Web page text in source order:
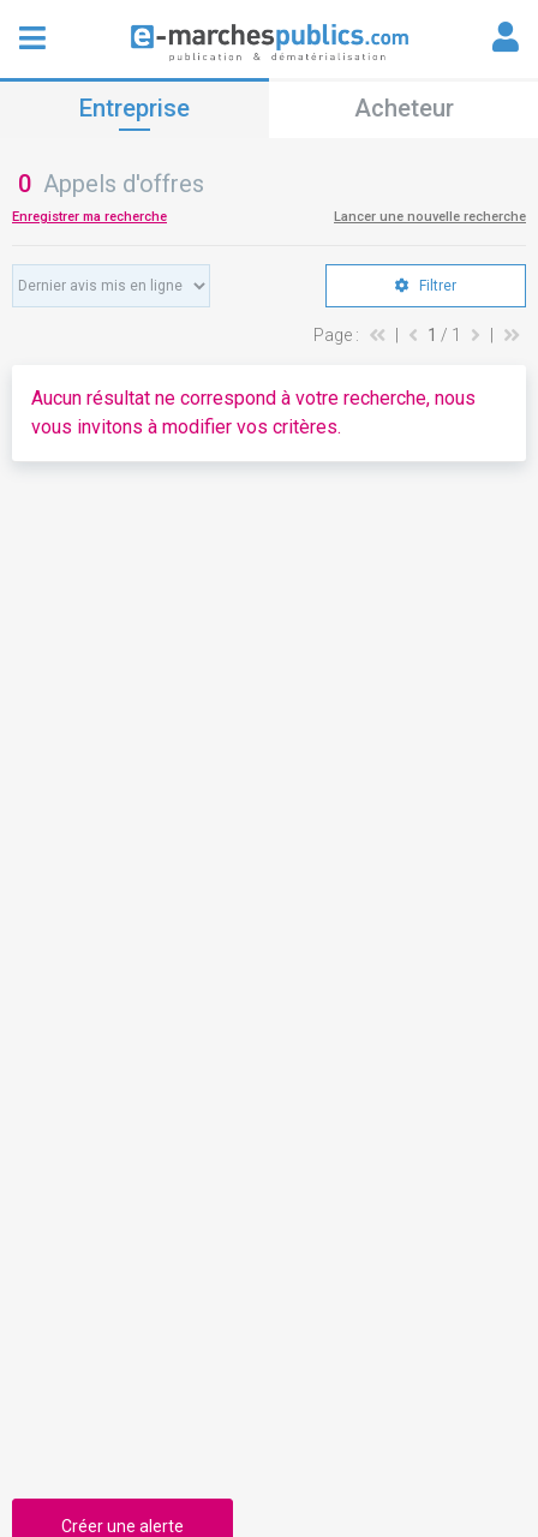
Entreprise Acheteur
0 Appels d'offres
Enregistrer ma recherche Lancer une nouvelle recherche
Filtrer
Page : 1 / 1
Aucun résultat ne correspond à votre recherche, nous
vous invitons à modifier vos critères.
Créer une alerte